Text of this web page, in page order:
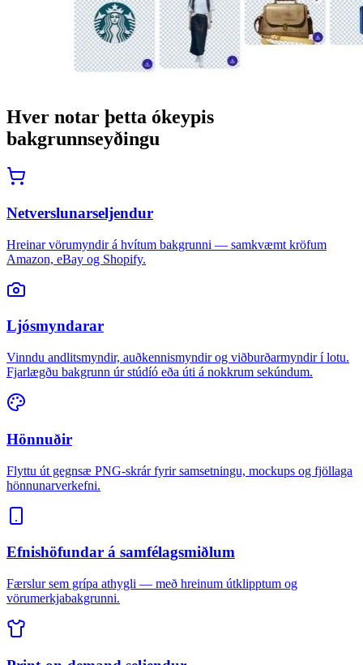
Hver notar þetta ókeypis
bakgrunnseyðingu
Netverslunarseljendur
Hreinar vörumyndir á hvítum bakgrunni — samkvæmt kröfum
Amazon, eBay og Shopify.
Ljósmyndarar
Vinndu andlitsmyndir, auðkennismyndir og viðburðarmyndir í lotu.
Fjarlægðu bakgrunn úr stúdíó eða úti á nokkrum sekúndum.
Hönnuðir
Flyttu út gegnsæ PNG-skrár fyrir samsetningu, mockups og fjöllaga
hönnunarverkefni.
Efnishöfundar á samfélagsmiðlum
Færslur sem grípa athygli — með hreinum útklipptum og
vörumerkjabakgrunni.